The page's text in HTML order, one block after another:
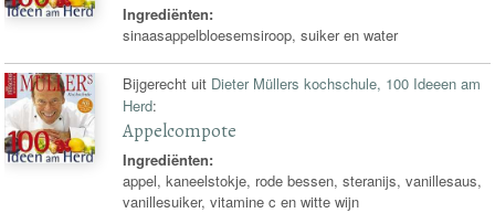
Ingrediënten:
sinaasappelbloesemsiroop, suiker en water
Bijgerecht uit Dieter Müllers kochschule, 100 Ideeen am
Herd:
Appelcompote
Ingrediënten:
appel, kaneelstokje, rode bessen, steranijs, vanillesaus,
vanillesuiker, vitamine c en witte wijn